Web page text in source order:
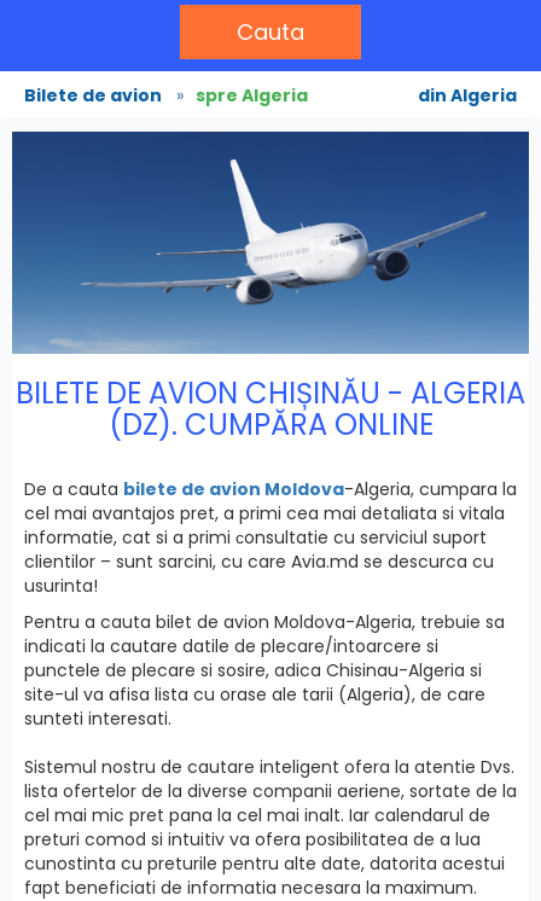
Cauta
Bilete de avion » spre Algeria din Algeria
BILETE DE AVION CHIȘINĂU - ALGERIA
(DZ). CUMPĂRA ONLINE
De a cauta bilete de avion Moldova-Algeria, cumpara la
cel mai avantajos pret, a primi cea mai detaliata si vitala
informatie, cat si a primi сonsultatie cu serviciul suport
clientilor – sunt sarcini, cu care Avia.md se descurca cu
usurinta!
Pentru a cauta bilet de avion Moldova-Algeria, trebuie sa
indicati la cautare datile de plecare/intoarcere si
punctele de plecare si sosire, adica Chisinau-Algeria si
site-ul va afisa lista cu orase ale tarii (Algeria), de care
sunteti interesati.
Sistemul nostru de cautare inteligent ofera la atentie Dvs.
lista ofertelor de la diverse companii aeriene, sortate de la
cel mai mic pret pana la cel mai inalt. Iar calendarul de
preturi comod si intuitiv va ofera posibilitatea de a lua
cunostinta cu preturile pentru alte date, datorita acestui
fapt beneficiati de informatia necesara la maximum.